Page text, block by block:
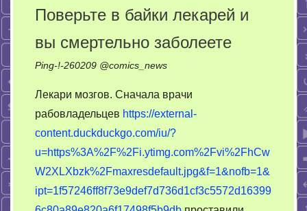
импровизированном
дурдоме-
Поверьте в байки лекарей и
вы смертельно заболеете
Ping-!-260209 @comics_news
Лекари мозгов. Сначала врачи
рабовладельцев https://external-
content.duckduckgo.com/iu/?
u=https%3A%2F%2Fi.ytimg.com%2Fvi%2FhCw
W2XLXbzk%2Fmaxresdefault.jpg&f=1&nofb=1&
ipt=1f57246ff8f73e9def7d736d1cf3c5572d16399